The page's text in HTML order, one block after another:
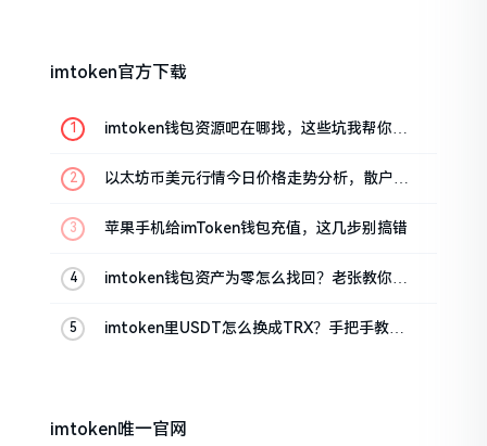
imtoken官方下载
imtoken钱包资源吧在哪找，这些坑我帮你趟
以太坊币美元行情今日价格走势分析，散户如
苹果手机给imToken钱包充值，这几步别搞错
imtoken钱包资产为零怎么找回？老张教你几
imtoken里USDT怎么换成TRX？手把手教你
imtoken唯一官网